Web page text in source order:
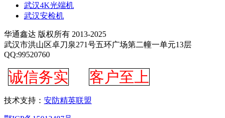
武汉4K光端机
武汉安检机
华通鑫达 版权所有 2013-2025
武汉市洪山区卓刀泉271号五环广场第二幢一单元13层
QQ:99520760
诚信务实 客户至上
技术支持： 安防精英联盟